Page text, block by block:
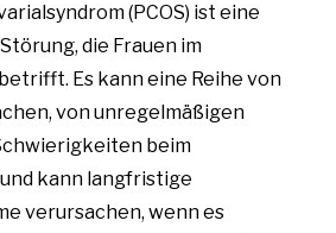
(PCOS) ist eine
die Frauen im
Es kann eine Reihe von
von unregelmäßigen
beim
kann langfristige
verursachen, wenn es